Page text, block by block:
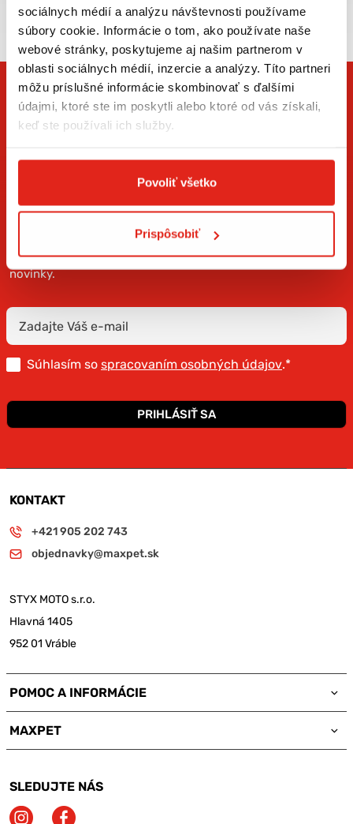
sociálnych médií a analýzu návštevnosti používame
súbory cookie. Informácie o tom, ako používate naše
webové stránky, poskytujeme aj našim partnerom v
oblasti sociálnych médií, inzercie a analýzy. Títo partneri
môžu príslušné informácie skombinovať s ďalšími
údajmi, ktoré ste im poskytli alebo ktoré od vás získali,
keď ste používali ich služby.
Povoliť všetko
Prispôsobiť
Zasielame aj do ČR,
doprava už od 5€
ZÍSKAJTE NOVINKY AKO PRVÝ
Prihláste sa na odber newslettera a buďte prvý, kto má
novinky.
Súhlasím so spracovaním osobných údajov.*
PRIHLÁSIŤ SA
KONTAKT
+421 905 202 743
objednavky@maxpet.sk
STYX MOTO s.r.o.
Hlavná 1405
952 01 Vráble
POMOC A INFORMÁCIE
MAXPET
SLEDUJTE NÁS